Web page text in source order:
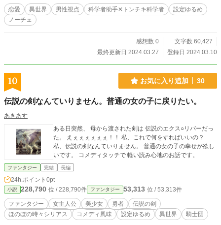
スを作りたいのだ。だから出せ」 いや、「出せ」って言われても。ってか
俺、好きな女に、何を要求されてんだ？ 聞けば、最強の武器になる「カワイ
イ」を研究するため、カワイイの塊である赤子が必要らしく。ここに赤子はいな
のトンチキ思考博士め。 ため息と同時に、底意地悪いイタズラを思いつく。
「博士。俺の精子を差し上げることは構いませんが、その代わり、もう少し別
のお腹で醸成させるんです」 ようはただのセックスだけど。 「わかった。
ぜひ、やってみよう。ジトー」 ……俺の名前、サイトーじゃなかったっけ？
こじらせ片思い助手✕一般常識欠落トンチキ女博士の、順番手順間違い恋愛物
語。
恋愛 異世界 男性視点 科学者助手✕トンチキ科学者
設定ゆるめ
ノーチェ
感想数 0
文字数 60,427
最終更新日 2024.03.27
登録日 2024.03.10
10 お気に入り追加 30
伝説の剣なんていりません。普通の女の子に戻りたい。
あきあす
ある日突然、 母から渡された剣は 伝説のエクス○リバーだっ
た。 えぇぇぇぇぇぇ！！ 私、これで何をすればいいの？
私、伝説の剣なんていりません。 普通の女の子の幸せが欲し
いです。 コメディタッチで 軽い読み心地のお話です。
ファンタジー 完結 長編
24h.ポイント 0pt
小説 228,790 位 / 228,790件 ファンタジー 53,313 位 / 53,313件
ファンタジー 女主人公 美少女 勇者
伝説の剣
ほのぼの時々シリアス
コメディ風味 設定ゆるめ 異世界 騎士団